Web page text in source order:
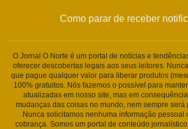
Como parar de receber
O Jornal O Norte é um portal de notícias e
oferecer descobertas legais aos seus leitores.
que pague qualquer valor para liberar produtos
100% gratuitos. Nós fazemos o possível para
atualizadas em nosso site, mas em
mudanças das coisas no mundo, nem sempre será
Nunca solicitamos nenhuma informação pessoal
cobrança. Somos um portal de conteúdo